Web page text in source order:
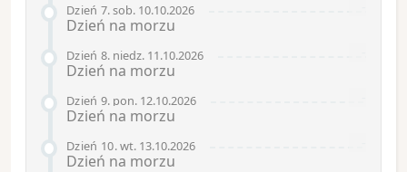
Dzień 7.sob. 10.10.2026
Dzień na morzu
Dzień 8. niedz. 11.10.2026
Dzień na morzu
Dzień 9. pon. 12.10.2026
Dzień na morzu
Dzień 10.wt.13.10.2026
Dzień na morzu